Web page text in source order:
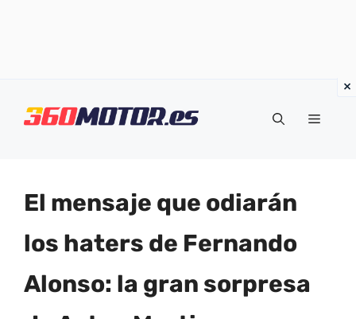
Menú
El mensaje que odiarán
los haters de Fernando
Alonso: la gran sorpresa